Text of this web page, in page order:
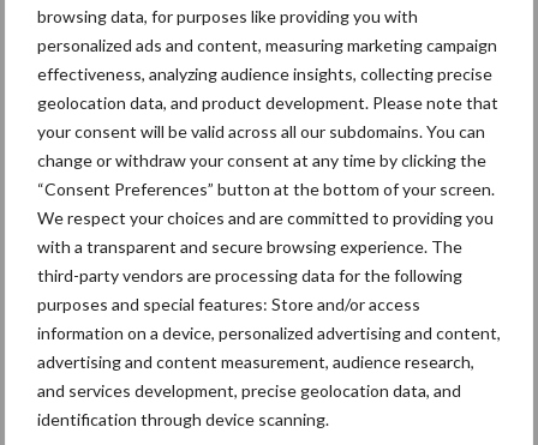
browsing data, for purposes like providing you with
personalized ads and content, measuring marketing campaign
effectiveness, analyzing audience insights, collecting precise
geolocation data, and product development. Please note that
your consent will be valid across all our subdomains. You can
change or withdraw your consent at any time by clicking the
“Consent Preferences” button at the bottom of your screen.
We respect your choices and are committed to providing you
with a transparent and secure browsing experience. The
third-party vendors are processing data for the following
purposes and special features: Store and/or access
information on a device, personalized advertising and content,
advertising and content measurement, audience research,
and services development, precise geolocation data, and
identification through device scanning.
Beetle veegrobot: jouw
slimme hulp op de
werkvloer
Van onze partner The Legal
Company
Bescherming van
persoonsgegevens: grip op
de risico’s
Hervorming flexibele
arbeidscontracten kent
mitsen en maren